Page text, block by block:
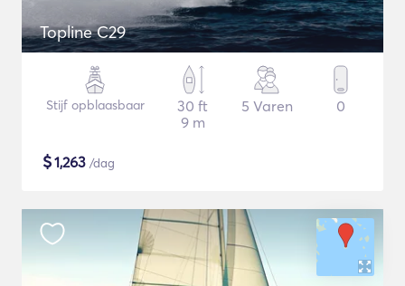
Topline C29
Stijf opblaasbaar
30 ft
9 m
5 Varen 0
$1,263 /dag